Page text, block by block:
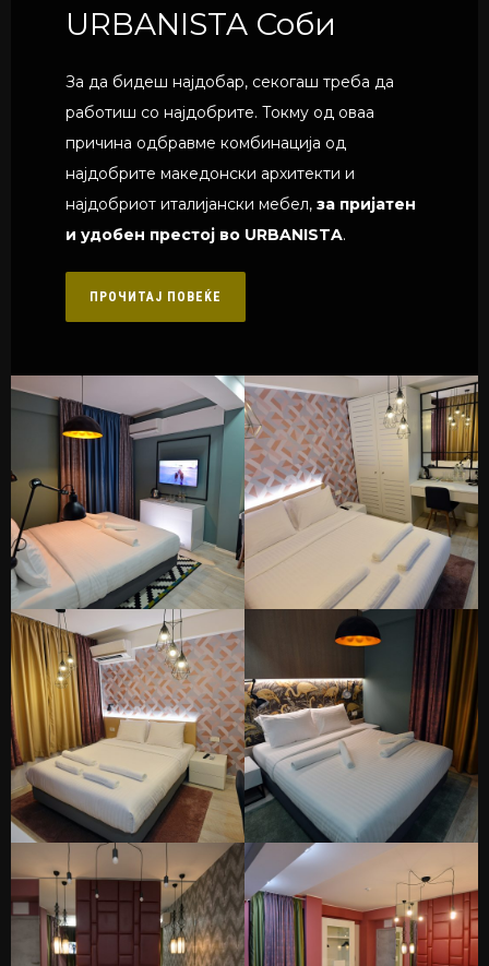
URBANISTA Соби
За да бидеш најдобар, секогаш треба да
работиш со најдобрите. Токму од оваа
причина одбравме комбинација од
најдобрите македонски архитекти и
најдобриот италијански мебел, за пријатен
и удобен престој во URBANISTA.
ПРОЧИТАЈ ПОВЕЌЕ